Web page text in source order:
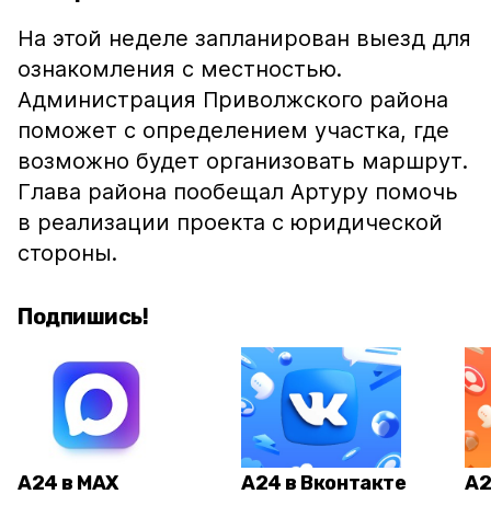
На этой неделе запланирован выезд для
ознакомления с местностью.
Администрация Приволжского района
поможет с определением участка, где
возможно будет организовать маршрут.
Глава района пообещал Артуру помочь
в реализации проекта с юридической
стороны.
Подпишись!
А24 в MAX А24 в Вконтакте